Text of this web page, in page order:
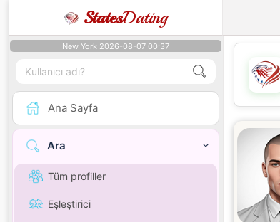
StatesDating
New York 2026-08-07 00:37
Ana Sayfa
Ara
Tüm profiller
Eşleştirici